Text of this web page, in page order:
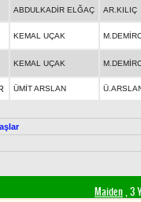
ABDULKADİR ELĞAÇ AR.KILIÇ
KEMAL UÇAK
KEMAL UÇAK
ÜMİT ARSLAN
Maiden, 3